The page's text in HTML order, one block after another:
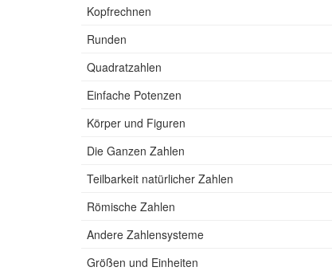
Kopfrechnen
Runden
Quadratzahlen
Einfache Potenzen
Körper und Figuren
Die Ganzen Zahlen
Teilbarkeit natürlicher Zahlen
Römische Zahlen
Andere Zahlensysteme
Größen und Einheiten